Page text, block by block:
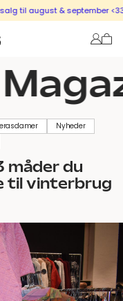
til august & september <333
Nyheder
måder du
til vinterbrug